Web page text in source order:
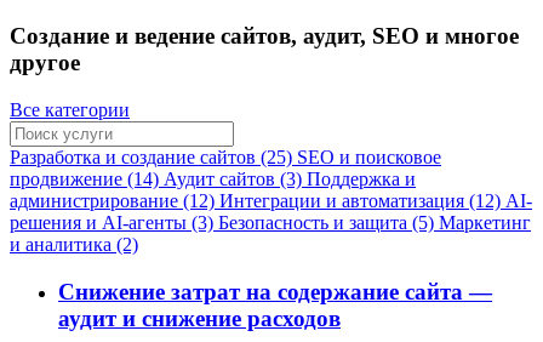
Создание и ведение сайтов, аудит, SEO и многое
другое
Все категории
Разработка и создание сайтов (25) SEO и поисковое
продвижение (14) Аудит сайтов (3) Поддержка и
администрирование (12) Интеграции и автоматизация (12) AI-
решения и AI-агенты (3) Безопасность и защита (5) Маркетинг
и аналитика (2)
Снижение затрат на содержание сайта —
аудит и снижение расходов